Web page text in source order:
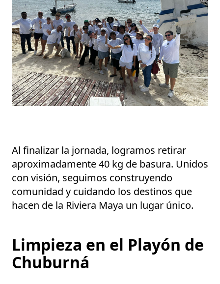
Al finalizar la jornada, logramos retirar
aproximadamente40 kg de basura. Unidos
con visión, seguimos construyendo
comunidad y cuidando los destinos que
hacen de la Riviera Maya un lugar único.
Limpieza en el Playón de
Chuburná